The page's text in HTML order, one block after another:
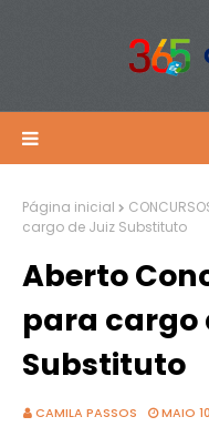
Página inicial
cargo de Juiz Substituto
Aberto
para cargo
Substituto
CAMILA PASSOS MAIO